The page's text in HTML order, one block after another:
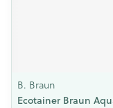
B. Braun
Ecotainer Braun